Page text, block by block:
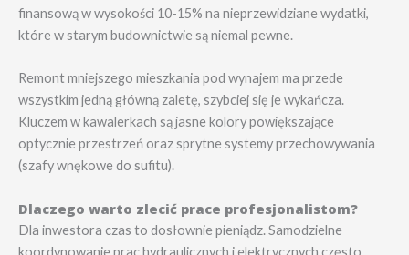
finansową w wysokości 10-15% na nieprzewidziane wydatki,
które w starym budownictwie są niemal pewne.
Remont mniejszego mieszkania pod wynajem ma przede
wszystkim jedną główną zaletę, szybciej się je wykańcza.
Kluczem w kawalerkach są jasne kolory powiększające
optycznie przestrzeń oraz sprytne systemy przechowywania
(szafy wnękowe do sufitu).
Dlaczego warto zlecić prace profesjonalistom?
Dla inwestora czas to dosłownie pieniądz. Samodzielne